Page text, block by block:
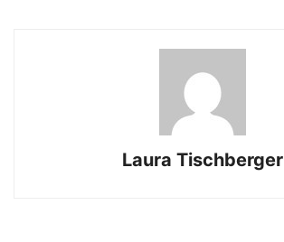
Laura Tischberger